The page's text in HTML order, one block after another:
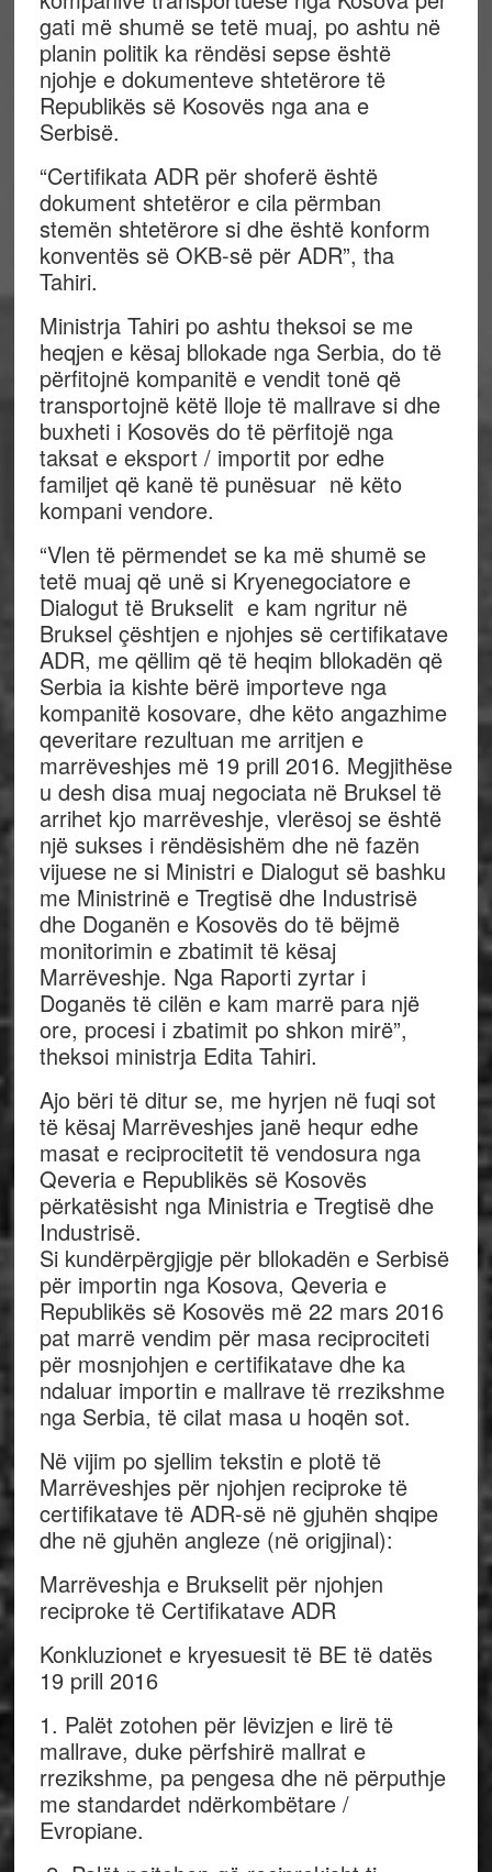
gati më shumë se tetë muaj, po ashtu në
planin politik ka rëndësi sepse është
njohje e dokumenteve shtetërore të
Republikës së Kosovës nga ana e
Serbisë.
“Certifikata ADR për shoferë është
dokument shtetëror e cila përmban
stemën shtetërore si dhe është konform
konventës së OKB-së për ADR”, tha
Tahiri.
Ministrja Tahiri po ashtu theksoi se me
heqjen e kësaj bllokade nga Serbia, do të
përfitojnë kompanitë e vendit tonë që
transportojnë këtë lloje të mallrave si dhe
buxheti i Kosovës do të përfitojë nga
taksat e eksport / importit por edhe
familjet që kanë të punësuar në këto
kompani vendore.
“Vlen të përmendet se ka më shumë se
tetë muaj që unë si Kryenegociatore e
Dialogut të Brukselit e kam ngritur në
Bruksel çështjen e njohjes së certifikatave
ADR, me qëllim që të heqim bllokadën që
Serbia ia kishte bërë importeve nga
kompanitë kosovare, dhe këto angazhime
qeveritare rezultuan me arritjen e
marrëveshjes më 19 prill 2016. Megjithëse
u desh disa muaj negociata në Bruksel të
arrihet kjo marrëveshje, vlerësoj se është
një sukses i rëndësishëm dhe në fazën
vijuese ne si Ministri e Dialogut së bashku
me Ministrinë e Tregtisë dhe Industrisë
dhe Doganën e Kosovës do të bëjmë
monitorimin e zbatimit të kësaj
Marrëveshje. Nga Raporti zyrtar i
Doganës të cilën e kam marrë para një
ore, procesi i zbatimit po shkon mirë”,
theksoi ministrja Edita Tahiri.
Ajo bëri të ditur se, me hyrjen në fuqi sot
të kësaj Marrëveshjes janë hequr edhe
masat e reciprocitetit të vendosura nga
Qeveria e Republikës së Kosovës
përkatësisht nga Ministria e Tregtisë dhe
Industrisë.
Si kundërpërgjigje për bllokadën e Serbisë
për importin nga Kosova, Qeveria e
Republikës së Kosovës më 22 mars 2016
pat marrë vendim për masa reciprociteti
për mosnjohjen e certifikatave dhe ka
ndaluar importin e mallrave të rrezikshme
nga Serbia, të cilat masa u hoqën sot.
Në vijim po sjellim tekstin e plotë të
Marrëveshjes për njohjen reciproke të
certifikatave të ADR-së në gjuhën shqipe
dhe në gjuhën angleze (në origjinal):
Marrëveshja e Brukselit për njohjen
reciproke të Certifikatave ADR
Konkluzionet e kryesuesit të BE të datës
19 prill 2016
1. Palët zotohen për lëvizjen e lirë të
mallrave, duke përfshirë mallrat e
rrezikshme, pa pengesa dhe në përputhje
me standardet ndërkombëtare /
Evropiane.